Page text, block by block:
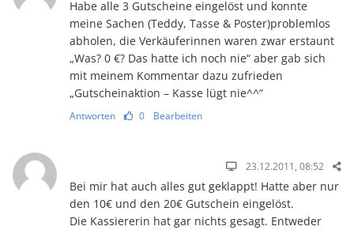
Habe alle 3 Gutscheine eingelöst und konnte
meine Sachen (Teddy, Tasse & Poster)problemlos
abholen, die Verkäuferinnen waren zwar erstaunt
„Was? 0 €? Das hatte ich noch nie“ aber gab sich
mit meinem Kommentar dazu zufrieden
„Gutscheinaktion – Kasse lügt nie^^“
Antworten 0 Bearbeiten
23.12.2011, 08:52
Bei mir hat auch alles gut geklappt! Hatte aber nur
den 10€ und den 20€ Gutschein eingelöst.
Die Kassiererin hat gar nichts gesagt. Entweder